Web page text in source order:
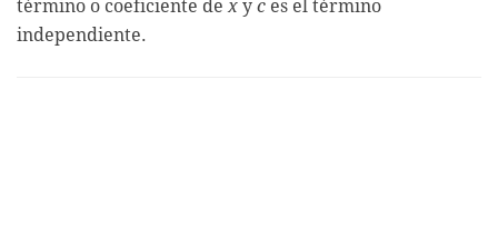
término o coeficiente dex y c es el término
independiente.